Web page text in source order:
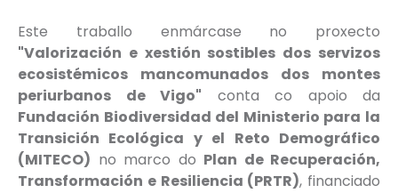
Este traballo enmárcase no proxecto
"Valorización e xestión sostibles dos servizos
ecosistémicos mancomunados dos montes
periurbanos de Vigo" conta co apoio da
Fundación Biodiversidad del Ministerio para la
Transición Ecológica y el Reto Demográfico
(MITECO) no marco do Plan de Recuperación,
Transformación e Resiliencia (PRTR), financiado